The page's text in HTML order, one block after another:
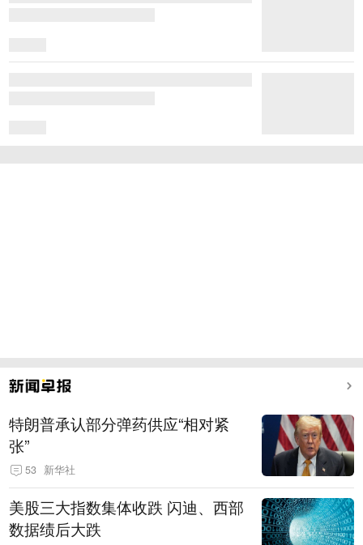
特朗普承认部分弹药供应“相对紧
张”
53 新华社
美股三大指数集体收跌 闪迪、西部
数据绩后大跌